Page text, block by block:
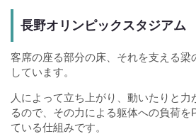
長野オリンピックスタジアム
客席の座る部分の床、それを支える梁
しています。
人によって立ち上がり、動いたりと力
るので、その力による躯体への負荷を
ている仕組みです。